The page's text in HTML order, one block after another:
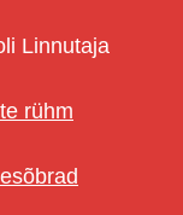
Linnutaja
rühm